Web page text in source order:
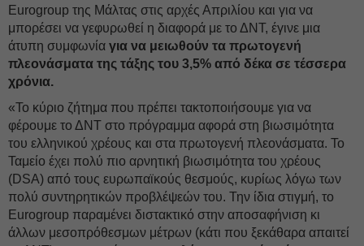
Eurogroup της Μάλτας στις αρχές Απριλίου και για να
μπορέσει να γεφυρωθεί η διαφορά με το ΔΝΤ, έγινε μια
άτυπη συμφωνία για να μειωθούν τα πρωτογενή
πλεονάσματα της τάξης του 3,5% από δέκα σε τέσσερα
χρόνια.
«Το κύριο ζήτημα που πρέπει τακτοποιήσουμε για να
φέρουμε το ΔΝΤ στο πρόγραμμα αφορά στη βιωσιμότητα
του ελληνικού χρέους και στα πρωτογενή πλεονάσματα. Το
Ταμείο έχει πολύ πιο αρνητική βιωσιμότητα του χρέους
(DSA) από τους ευρωπαϊκούς θεσμούς, κυρίως λόγω των
πολύ συντηρητικών προβλέψεών του. Την ίδια στιγμή, το
Eurogroup παραμένει διστακτικό στην αποσαφήνιση κι
άλλων μεσοπρόθεσμων μέτρων (κάτι που ξεκάθαρα απαιτεί